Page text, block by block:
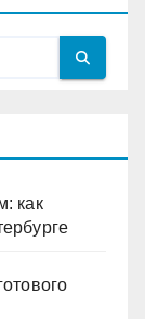
как